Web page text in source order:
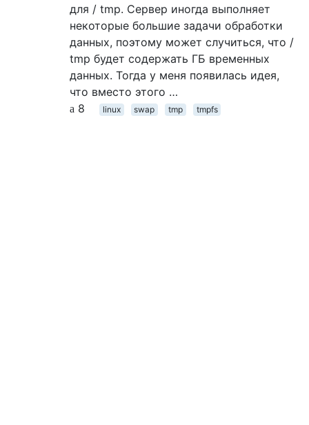
для / tmp. Сервер иногда выполняет
некоторые большие задачи обработки
данных, поэтому может случиться, что /
tmp будет содержать ГБ временных
данных. Тогда у меня появилась идея,
что вместо этого …
8
linux swap tmp tmpfs